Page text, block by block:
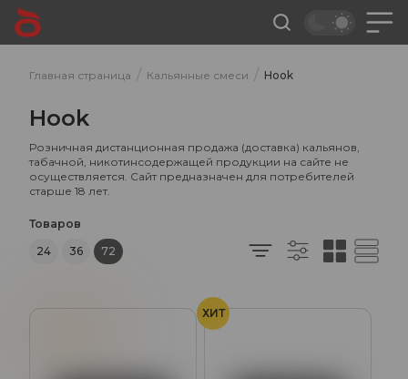
Главная страница / Кальянные смеси / Hook
Hook
Розничная дистанционная продажа (доставка) кальянов,
табачной, никотинсодержащей продукции на сайте не
осуществляется. Сайт предназначен для потребителей
старше 18 лет.
Товаров
24
36 72
ХИТ